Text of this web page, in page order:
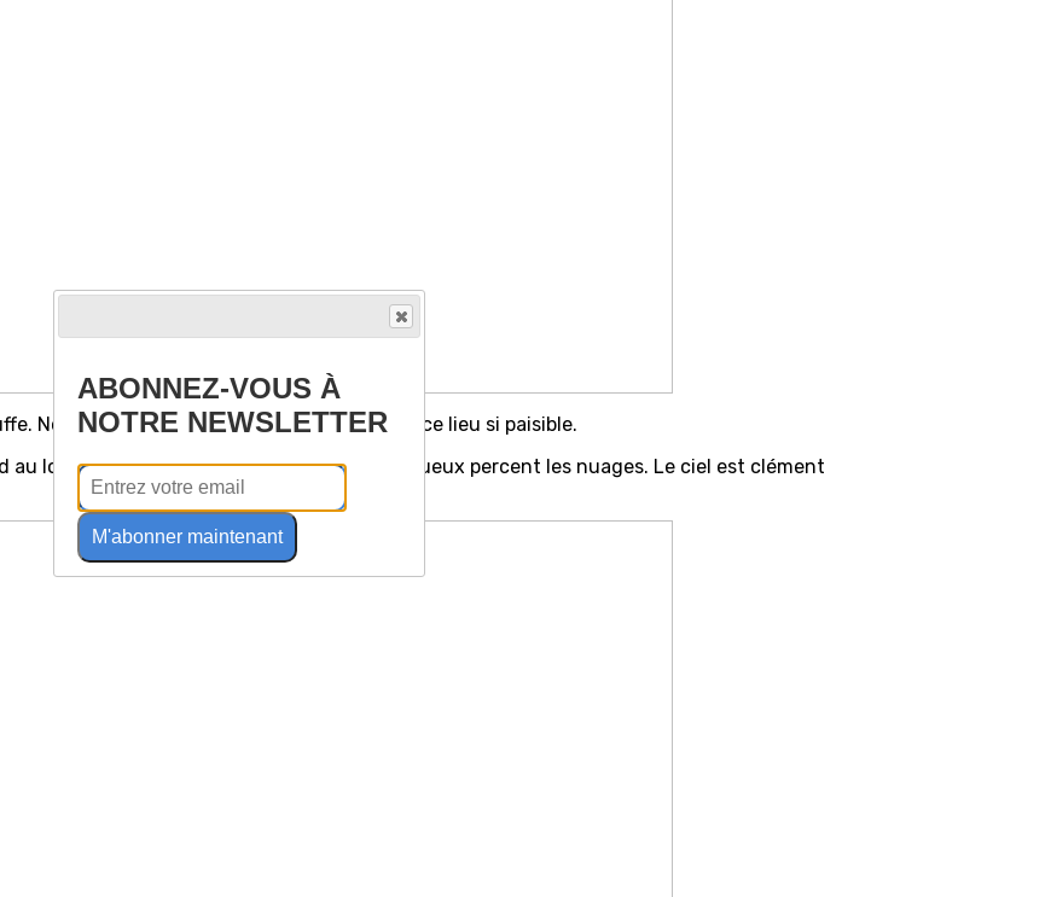
Nous grimpons tranquillement, savourant ce lieu si paisible.
au loin, vers l'horizon où les sommets majestueux percent les nuages. Le ciel est clément
ABONNEZ-VOUS À
NOTRE NEWSLETTER
M'abonner maintenant